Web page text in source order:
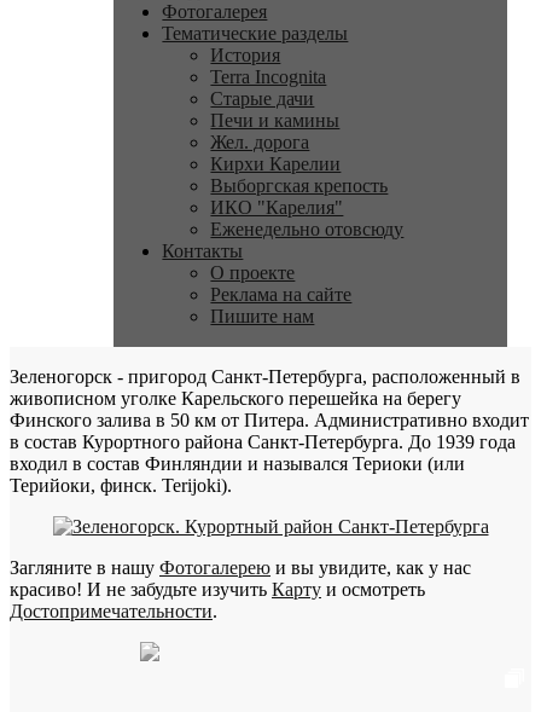
Фотогалерея
Тематические разделы
История
Terra Incognita
Старые дачи
Печи и камины
Жел. дорога
Кирхи Карелии
Выборгская крепость
ИКО "Карелия"
Еженедельно отовсюду
Контакты
О проекте
Реклама на сайте
Пишите нам
Зеленогорск - пригород Санкт-Петербурга, расположенный в
живописном уголке Карельского перешейка на берегу
Финского залива в 50 км от Питера. Административно входит
в состав Курортного района Санкт-Петербурга. До 1939 года
входил в состав Финляндии и назывался Териоки (или
Терийоки, финск. Terijoki).
Загляните в нашу Фотогалерею и вы увидите, как у нас
красиво! И не забудьте изучить Карту и осмотреть
Достопримечательности.